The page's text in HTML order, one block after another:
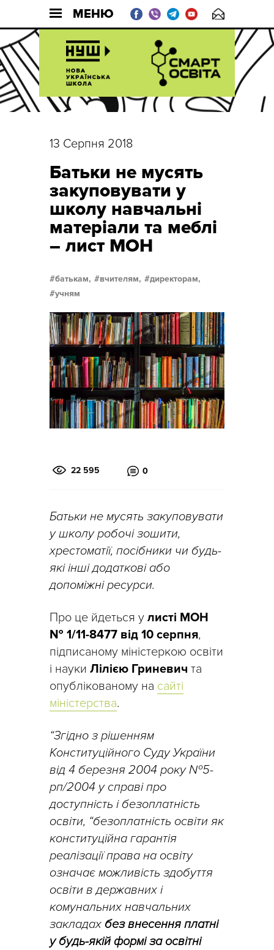
МЕНЮ
13 Серпня 2018
Батьки не мусять
закуповувати у
школу навчальні
матеріали та меблі
– лист МОН
батькам, вчителям,
директорам,
учням
22 595 0
Батьки не мусять закуповувати
у школу робочі зошити,
хрестоматії, посібники чи будь-
які інші додаткові або
допоміжні ресурси.
Про це йдеться у листі МОН
№ 1/11-8477 від 10 серпня,
підписаному міністеркою освіти
і науки Лілією Гриневич та
опублікованому на сайті
міністерства.
“Згідно з рішенням
Конституційного Суду України
від 4 березня 2004 року №5-
рп/2004 у справі про
доступність і безоплатність
освіти, “безоплатність освіти як
конституційна гарантія
реалізації права на освіту
означає можливість здобуття
освіти в державних і
комунальних навчальних
закладах без внесення платні
у будь-якій формі за освітні